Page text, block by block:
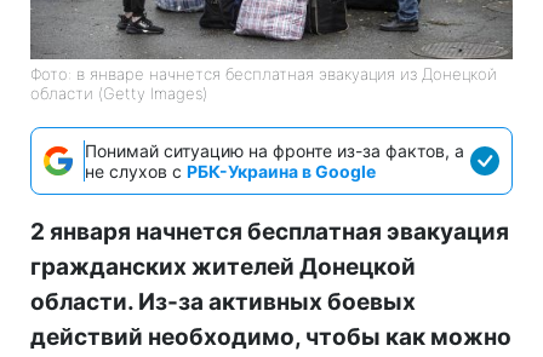
Фото: в январе начнется бесплатная эвакуация из Донецкой
области (Getty Images)
Понимай ситуацию на фронте из-за фактов, а
не слухов с РБК-Украина в Google
2 января начнется бесплатная эвакуация
гражданских жителей Донецкой
области. Из-за активных боевых
действий необходимо, чтобы как можно